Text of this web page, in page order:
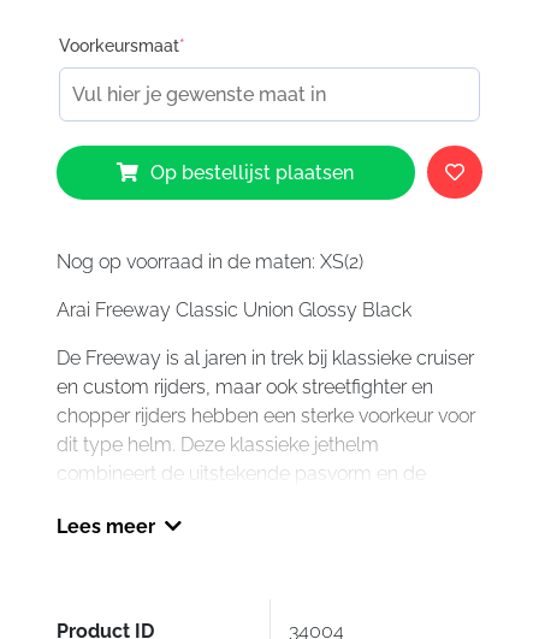
Voorkeursmaat*
Arai
Freeway
Classic
aantal
Op bestellijst plaatsen
Nog op voorraad in de maten: XS(2)
Arai Freeway Classic Union Glossy Black
De Freeway is al jaren in trek bij klassieke cruiser
en custom rijders, maar ook streetfighter en
chopper rijders hebben een sterke voorkeur voor
dit type helm. Deze klassieke jethelm
combineert de uitstekende pasvorm en de
modern design!
Lees meer
Product ID 34004